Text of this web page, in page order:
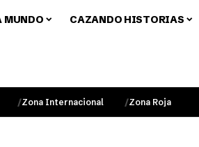
MUNDO CAZANDO HISTORIAS
Zona Internacional Zona Roja